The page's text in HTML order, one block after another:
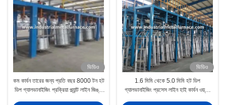
ভিডিও
কম কার্বন তারের জন্য প্রতি বছর 8000 টন হট
ডিপ গ্যালভানাইজিং প্রক্রিয়া প্ল্যান্ট লাইন জিঙ্ক
ভিডিও
1.6 মিমি থেকে 5.0 মিমি হট ডিপ
গ্যালভানাইজিং প্রসেস লাইন হাই কার্বন ওয়্যার